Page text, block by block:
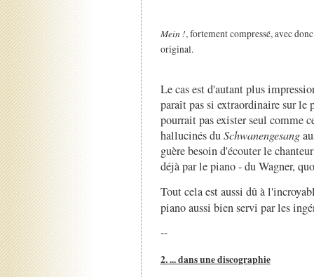
Mein !, fortement compressé, avec
original.
Le cas est d'autant plus
paraît pas si extraordinaire sur
pourrait pas exister seul comme
hallucinés duSchwanengesang
guère besoin d'écouter le
déjà par le piano - du Wagner,
Tout cela est aussi dû à
piano aussi bien servi par les
--
2. ... dans une discographie